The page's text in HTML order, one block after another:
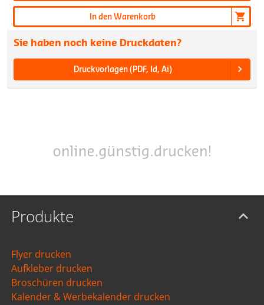
In den Warenkorb
Sie haben noch keine Druckdaten?
Druckvorlagen (PDF, Id, Ai)
Produkte
Flyer drucken
Aufkleber drucken
Broschüren drucken
Kalender & Werbekalender drucken